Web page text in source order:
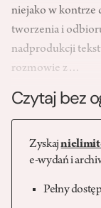
niejako w kontrze
tworzenia i
nadprodukcji
rozmowie z…
Czytaj bez
Zyskaj
e-wydań i
Pełny